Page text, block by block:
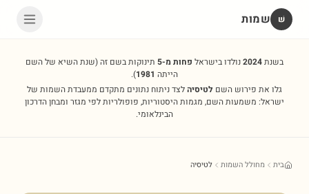
שׁ שמות
בשנת2024נולדו בישראל פחות מ-5 תינוקות בשם זה(שנת השיא של השם
הייתה 1981
).
גלו את פירוש השם לטיסיהלצד ניתוח נתונים מתקדם ממעבדת השמות של
ישראל: משמעות השם, מגמות היסטוריות, פופולריות לפי מגזר ומבחן הדרכון
הבינלאומי.
בית מחולל השמות לטיסיה